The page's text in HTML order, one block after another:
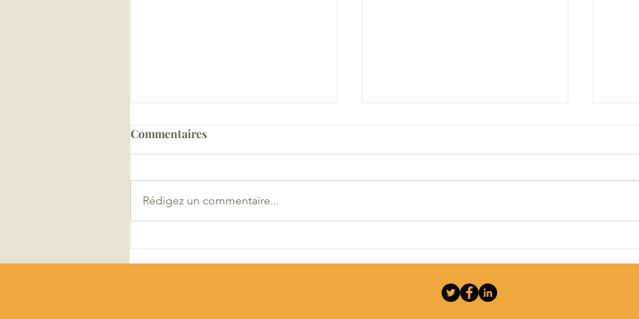
Plug: 50MW of PEM
Plug pour 10 electrolyseurs
Commentaires
Rédigez un commentaire...